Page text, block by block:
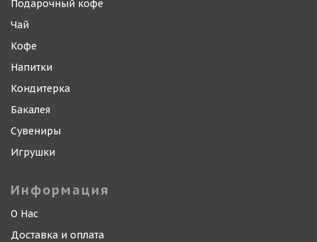
Подарочный кофе
Чай
Кофе
Напитки
Кондитерка
Бакалея
Сувениры
Игрушки
Информация
О Нас
Доставка и оплата